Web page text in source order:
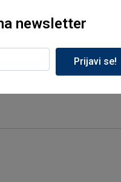
newsletter
Prijavi se!